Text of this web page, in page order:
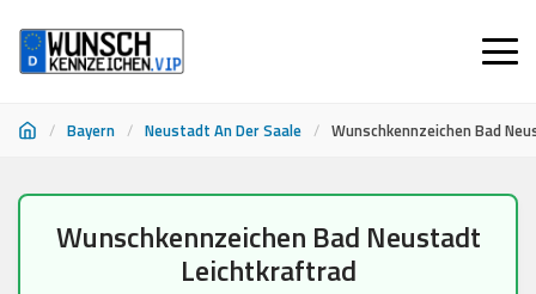
/ Bayern / Neustadt An Der Saale / Wunschkennzeichen Bad
InhaltWunschkennzeichen Bad Neustadt
Leichtkraftrad